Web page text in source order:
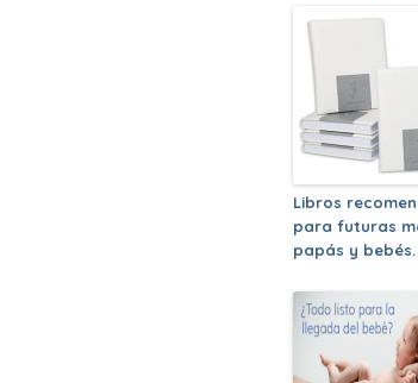
Libros
para futuras
papás y bebés.